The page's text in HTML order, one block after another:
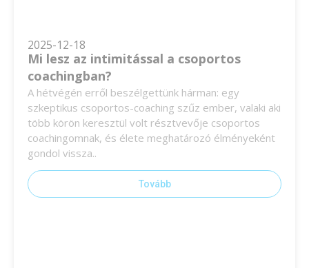
2025-12-18
Mi lesz az intimitással a csoportos
coachingban?
A hétvégén erről beszélgettünk hárman: egy
szkeptikus csoportos-coaching szűz ember, valaki aki
több körön keresztül volt résztvevője csoportos
coachingomnak, és élete meghatározó élményeként
gondol vissza..
Tovább